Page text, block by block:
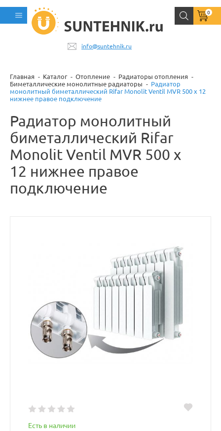
info@suntehnik.ru
0
Главная Каталог Отопление
Радиаторы отопления
Биметаллические монолитные радиаторы
Радиатор
монолитный биметаллический Rifar Monolit Ventil MVR 500 x 12
нижнее правое подключение
Радиатор монолитный
биметаллический Rifar
Monolit Ventil MVR 500 x
12 нижнее правое
подключение
Есть в наличии